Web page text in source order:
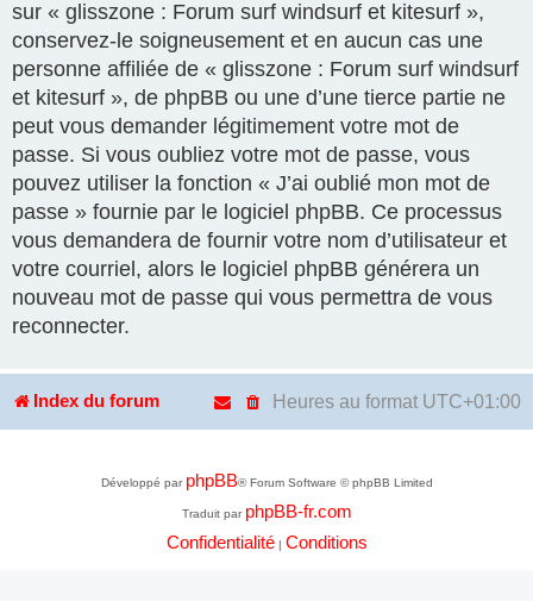
sur « glisszone : Forum surf windsurf et kitesurf »,
conservez-le soigneusement et en aucun cas une
personne affiliée de « glisszone : Forum surf windsurf
et kitesurf », de phpBB ou une d’une tierce partie ne
peut vous demander légitimement votre mot de
passe. Si vous oubliez votre mot de passe, vous
pouvez utiliser la fonction « J’ai oublié mon mot de
passe » fournie par le logiciel phpBB. Ce processus
vous demandera de fournir votre nom d’utilisateur et
votre courriel, alors le logiciel phpBB générera un
nouveau mot de passe qui vous permettra de vous
reconnecter.
Index du forum Heures au format UTC+01:00
Développé par phpBB® Forum Software © phpBB Limited
Traduit par phpBB-fr.com
Confidentialité| Conditions